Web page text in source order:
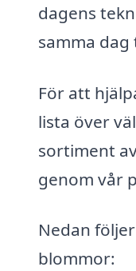
dagens
samma
För att
lista över
sortiment
genom vår
Nedan
blommor: